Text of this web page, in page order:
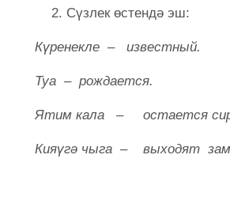
Сүзлек өстендә эш:
Күренекле – известный.
Туа – рождается.
Ятим кала – остается
Кияүгә чыга – выходят